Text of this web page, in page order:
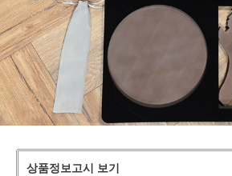
상품정보고시 보기